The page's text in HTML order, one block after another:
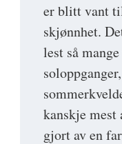
er blitt vant
skjønnhet.
lest så
kanskje mest
gjort av en